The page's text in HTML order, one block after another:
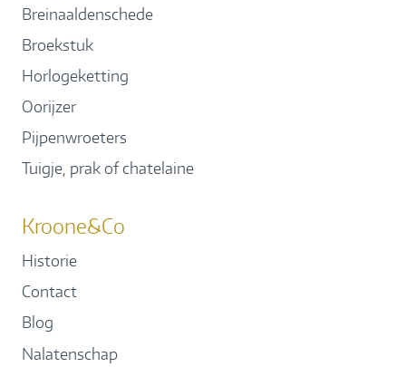
Breinaaldenschede
Broekstuk
Horlogeketting
Oorijzer
Pijpenwroeters
Tuigje, prak of chatelaine
Kroone&Co
Historie
Contact
Blog
Nalatenschap